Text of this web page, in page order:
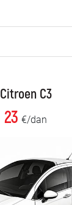
Citroen C3
23 €/dan